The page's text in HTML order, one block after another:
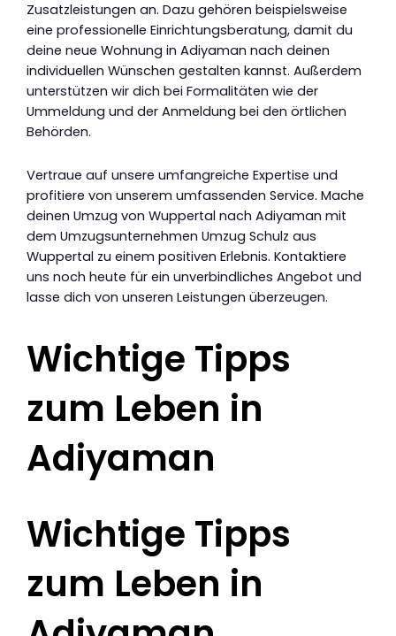
Zusatzleistungen an. Dazu gehören beispielsweise
eine professionelle Einrichtungsberatung, damit du
deine neue Wohnung in Adiyaman nach deinen
individuellen Wünschen gestalten kannst. Außerdem
unterstützen wir dich bei Formalitäten wie der
Ummeldung und der Anmeldung bei den örtlichen
Behörden.
Vertraue auf unsere umfangreiche Expertise und
profitiere von unserem umfassenden Service. Mache
deinen Umzug von Wuppertal nach Adiyaman mit
dem Umzugsunternehmen Umzug Schulz aus
Wuppertal zu einem positiven Erlebnis. Kontaktiere
uns noch heute für ein unverbindliches Angebot und
lasse dich von unseren Leistungen überzeugen.
Wichtige Tipps
zum Leben in
Adiyaman
Wichtige Tipps
zum Leben in